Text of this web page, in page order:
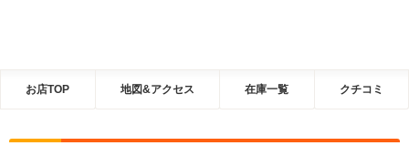
お店TOP 地図&アクセス 在庫一覧 クチコミ